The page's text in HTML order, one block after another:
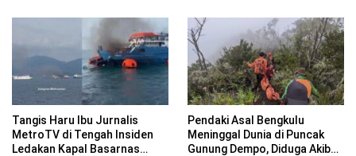
Tangis Haru Ibu Jurnalis
MetroTV di Tengah Insiden
Ledakan Kapal Basarnas
Pendaki Asal Bengkulu
Meninggal Dunia di Puncak
Gunung Dempo, Diduga Akibat